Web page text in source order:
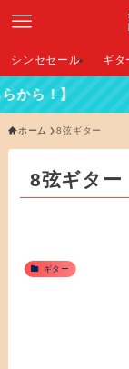
シンセセール ギタ
ら！】
ホーム 8弦ギター
8弦ギター
ギター